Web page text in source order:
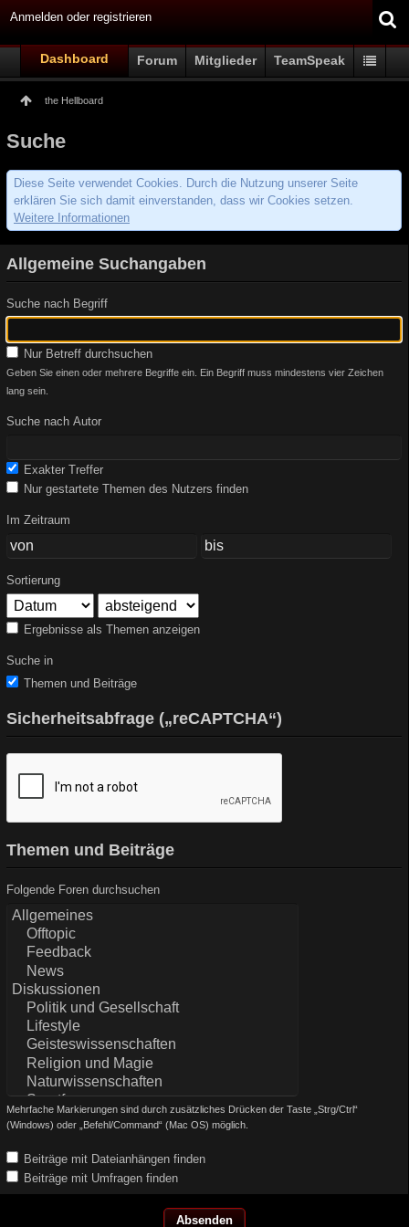
Anmelden oder registrieren
Dashboard Forum Mitglieder TeamSpeak
the Hellboard
Suche
Diese Seite verwendet Cookies. Durch die Nutzung unserer Seite
erklären Sie sich damit einverstanden, dass wir Cookies setzen.
Weitere Informationen
Allgemeine Suchangaben
Suche nach Begriff
Nur Betreff durchsuchen
Geben Sie einen oder mehrere Begriffe ein. Ein Begriff muss mindestens vier Zeichen
lang sein.
Suche nach Autor
Exakter Treffer
Nur gestartete Themen des Nutzers finden
Im Zeitraum
Sortierung
Ergebnisse als Themen anzeigen
Suche in
Themen und Beiträge
Sicherheitsabfrage („reCAPTCHA“)
Themen und Beiträge
Folgende Foren durchsuchen
Mehrfache Markierungen sind durch zusätzliches Drücken der Taste „Strg/Ctrl“
(Windows) oder „Befehl/Command“ (Mac OS) möglich.
Beiträge mit Dateianhängen finden
Beiträge mit Umfragen finden